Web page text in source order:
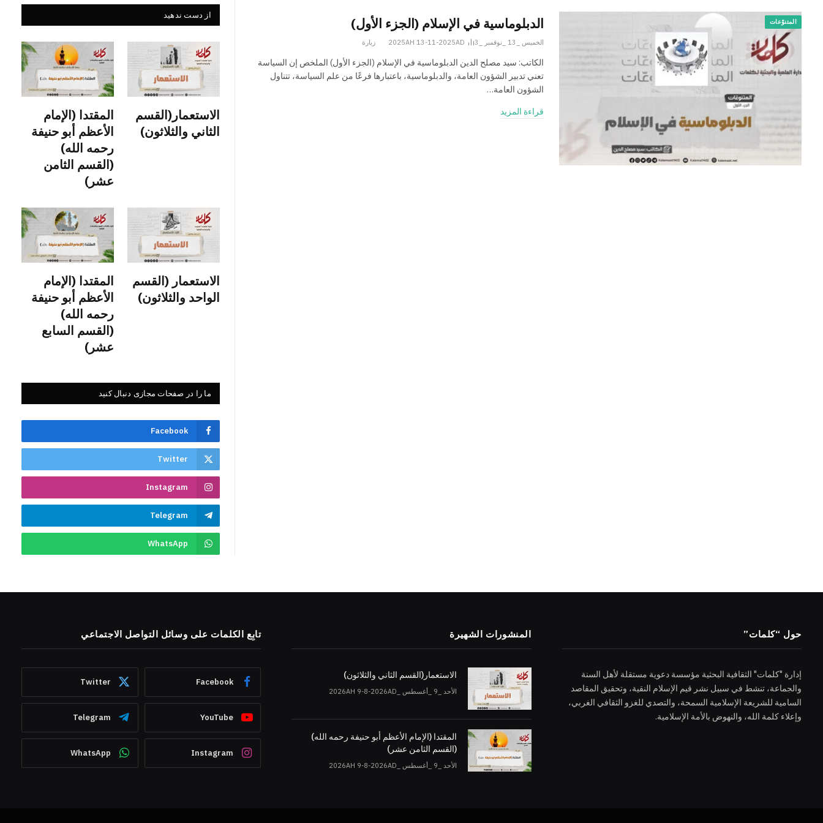
المتنوّعات الدبلوماسية في الإسلام (الجزء الأول)
الخميس _13 _نوفمبر _2025AH 13-11-2025AD 3 زيارة
الکاتب: سید مصلح ‌الدین الدبلوماسية في الإسلام (الجزء الأول) الملخص إن السياسة
تعني تدبير الشؤون العامة، والدبلوماسية، باعتبارها فرعًا من علم السياسة، تتناول
الشؤون العامة…
قراءة المزيد
از دست ندهید
الاستعمار(القسم
الثاني والثلاثون)
المقتدا (الإمام
الأعظم أبو حنيفة
رحمه الله)
(القسم الثامن
عشر)
الاستعمار (القسم
الواحد والثلاثون)
المقتدا (الإمام
الأعظم أبو حنيفة
رحمه الله)
(القسم السابع
عشر)
ما را در صفحات مجازی دنبال کنید
Facebook
Twitter
Instagram
Telegram
WhatsApp
حول “كلمات”
إدارة "كلمات" الثقافية البحثية مؤسسة دعوية مستقلة لأهل السنة
والجماعة، تنشط في سبيل نشر قيم الإسلام النقية، وتحقيق المقاصد
السامية للشريعة الإسلامية السمحة، والتصدي للغزو الثقافي الغربي،
وإعلاء كلمة الله، والنهوض بالأمة الإسلامية.
المنشورات الشهيرة
الاستعمار(القسم الثاني والثلاثون)
الأحد _9 _أغسطس _2026AH 9-8-2026AD
المقتدا (الإمام الأعظم أبو حنيفة رحمه الله)
(القسم الثامن عشر)
الأحد _9 _أغسطس _2026AH 9-8-2026AD
تابِع الكلمات على وسائل التواصل الاجتماعي
Facebook
Twitter
YouTube
Telegram
Instagram
WhatsApp